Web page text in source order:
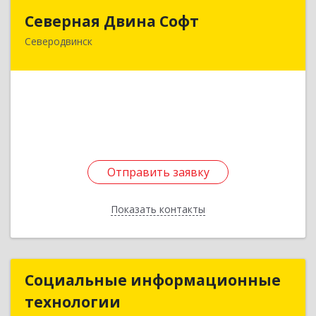
Северная Двина Софт
Северодвинск
Отправить заявку
Показать контакты
Северная Двина Софт
164500, Архангельская обл, Северодвинск г,
Отправить заявку
Назад
Социальные информационные
технологии
Социальные информационные